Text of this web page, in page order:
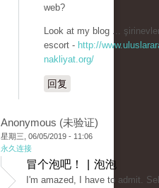
web?
Look at my blog ...
escort - http://
nakliyat.org/
回复
Anonymous (未验证)
星期三, 06/05/2019 - 11:06
永久连接
冒个泡吧！ | 泡泡
I'm amazed, I have to admit.